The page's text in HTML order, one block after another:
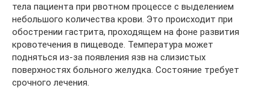
тела пациента при рвотном процессе с выделением
небольшого количества крови. Это происходит при
обострении гастрита, проходящем на фоне развития
кровотечения в пищеводе. Температура может
подняться из-за появления язв на слизистых
поверхностях больного желудка. Состояние требует
срочного лечения.